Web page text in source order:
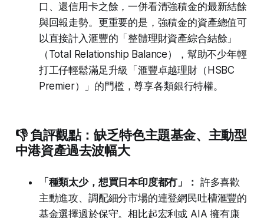
口、還信用卡之餘，一併看清強積金的最新結餘
與回報走勢。更重要的是，強積金的資產總值可
以直接計入滙豐的「整體理財資產綜合結餘」
（Total Relationship Balance），幫助不少年輕
打工仔輕鬆滿足升級「滙豐卓越理財（HSBC
Premier）」的門檻，尊享各類銀行特權。
👎 負評觀點：缺乏特色主題基金、主動型
中港資產過去波幅大
「種類太少，想買日本印度都冇」： 許多喜歡
主動進攻、調配細分市場的連登網民吐槽滙豐的
基金選擇過於保守。相比起宏利或 AIA 擁有康